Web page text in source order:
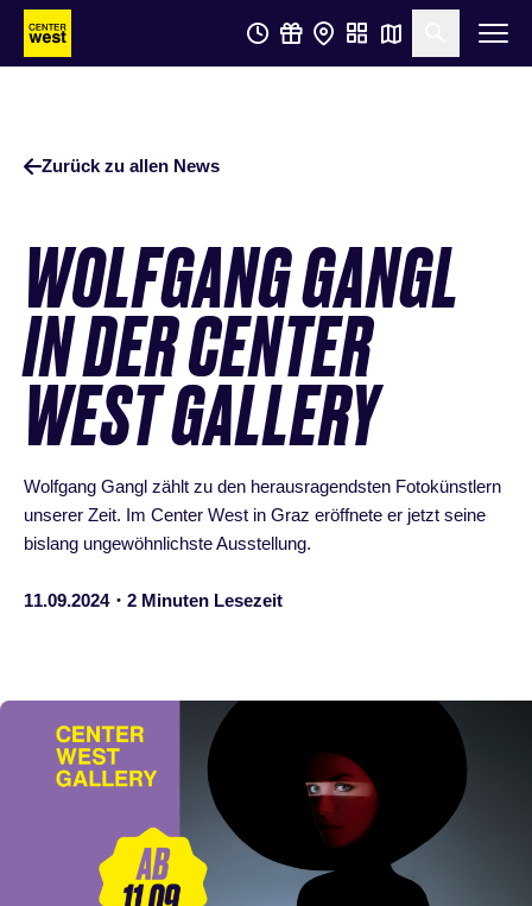
Zum
Hauptinhalt
Zum
Footer
Suche
Zurück zu allen News
WOLFGANG GANGL
IN DER CENTER
WEST GALLERY
Wolfgang Gangl zählt zu den herausragendsten Fotokünstlern
unserer Zeit. Im Center West in Graz eröffnete er jetzt seine
bislang ungewöhnlichste Ausstellung.
11.09.2024・2 Minuten Lesezeit